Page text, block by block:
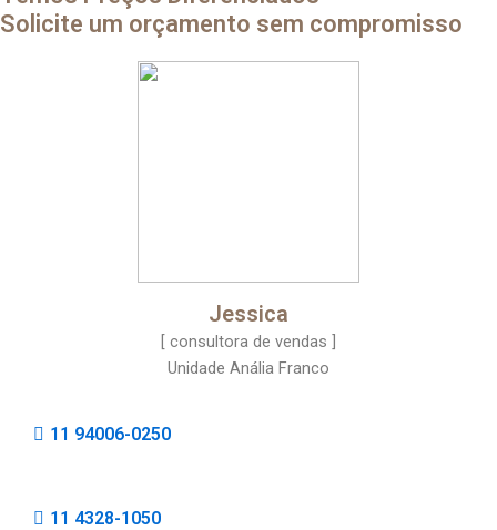
Solicite um orçamento sem compromisso
Jessica
[ consultora de vendas ]
Unidade Anália Franco
11 94006-0250
11 4328-1050